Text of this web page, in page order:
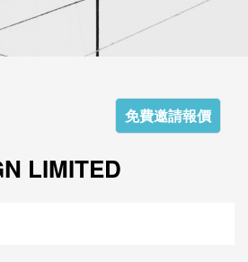
免費邀請報價
LIMITED